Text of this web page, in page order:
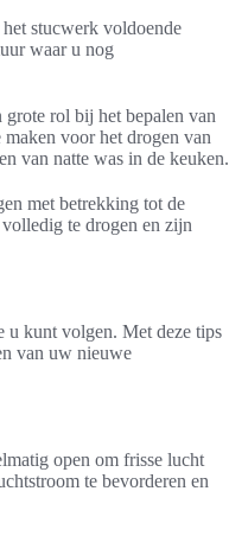
stucwerk voldoende
waar u nog
rol bij het bepalen van
voor het drogen van
van natte was in de keuken.
met betrekking tot de
te drogen en zijn
u kunt volgen. Met deze tips
van uw nieuwe
open om frisse lucht
te bevorderen en